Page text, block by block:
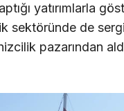
yatırımlarla
sektöründe de
pazarından